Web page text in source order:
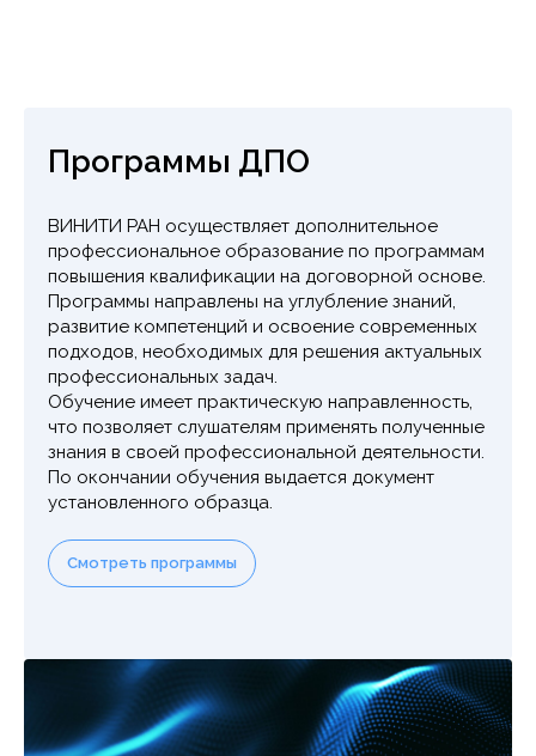
Программы ДПО
ВИНИТИ РАН осуществляет дополнительное
профессиональное образование по программам
повышения квалификации на договорной основе.
Программы направлены на углубление знаний,
развитие компетенций и освоение современных
подходов, необходимых для решения актуальных
профессиональных задач.
Обучение имеет практическую направленность,
что позволяет слушателям применять полученные
знания в своей профессиональной деятельности.
По окончании обучения выдается документ
установленного образца.
Смотреть программы